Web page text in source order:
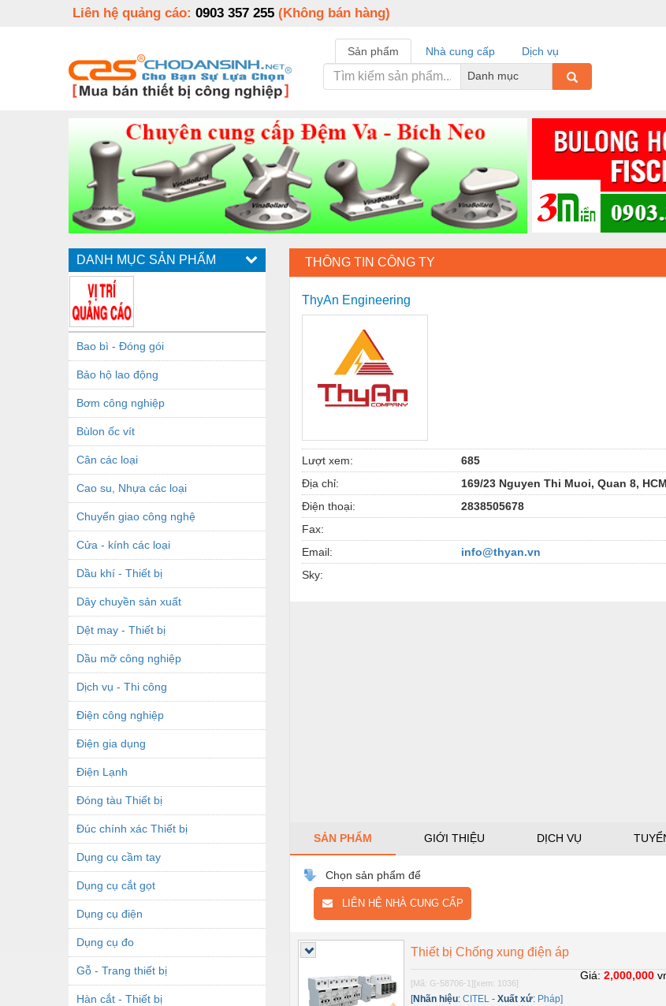
Liên hệ quảng cáo: 0903 357 255 (Không bán hàng)
Sản phẩm Nhà cung cấp
Dịch vụ
Danh mục
DANH MỤC SẢN PHẨM
Bao bì - Đóng gói
Bảo hộ lao động
Bơm công nghiệp
Bùlon ốc vít
Cân các loại
Cao su, Nhựa các loại
Chuyển giao công nghệ
Cửa - kính các loại
Dầu khí - Thiết bị
Dây chuyền sản xuất
Dệt may - Thiết bị
Dầu mỡ công nghiệp
Dịch vụ - Thi công
Điện công nghiệp
Điện gia dụng
Điện Lạnh
Đóng tàu Thiết bị
Đúc chính xác Thiết bị
Dụng cụ cầm tay
Dụng cụ cắt gọt
Dụng cụ điện
Dụng cụ đo
Gỗ - Trang thiết bị
Hàn cắt - Thiết bị
THÔNG TIN CÔNG TY
ThyAn Engineering
Lượt xem:
685
Địa chỉ:
169/23 Nguyen Thi Muoi, Quan 8, HCM
Điện thoại:
2838505678
Fax:
Email:
info@thyan.vn
Sky:
SẢN PHẨM GIỚI THIỆU DỊCH VỤ
Chọn sản phẩm để
LIÊN HỆ NHÀ CUNG CẤP
Thiết bị Chống xung điện áp
[Mã: G-58706-1][xem: 1036]
[Nhãn hiệu:CITEL -Xuất xứ: Pháp]
Giá: 2,000,000